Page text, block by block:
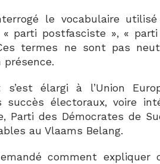
le vocabulaire
parti postfasciste », «
termes ne sont pas
présence.
s’est élargi à l’Union
succès électoraux, voire
Parti des Démocrates de
au Vlaams Belang.
comment